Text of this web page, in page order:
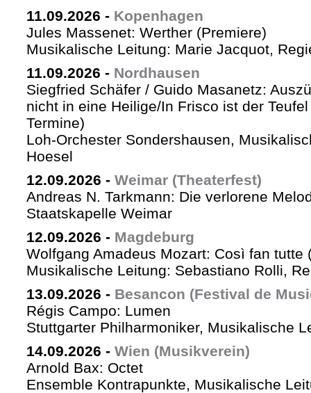
11.09.2026 - Kopenhagen
Jules Massenet: Werther (Premiere)
Musikalische Leitung: Marie Jacquot,
11.09.2026 - Nordhausen
Siegfried Schäfer / Guido Masanetz:
nicht in eine Heilige/In Frisco ist der
Termine)
Loh-Orchester Sondershausen,
Hoesel
12.09.2026 - Weimar (Theaterfest)
Andreas N. Tarkmann: Die verlorene
Staatskapelle Weimar
12.09.2026 - Magdeburg
Wolfgang Amadeus Mozart: Così fan tutte
Musikalische Leitung: Sebastiano Rolli,
13.09.2026 - Besancon (Festival de
Régis Campo: Lumen
Stuttgarter Philharmoniker, Musikalische
14.09.2026 - Wien (Musikverein)
Arnold Bax: Octet
Ensemble Kontrapunkte, Musikalische